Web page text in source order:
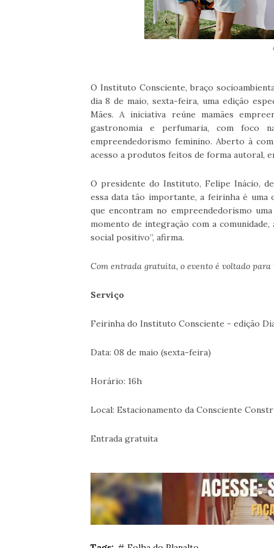
O Instituto Consciente, braço
dia 8 de maio, sexta-feira, uma edição
Mães. A iniciativa reúne mamães
gastronomia e perfumaria, com foco
empreendedorismo feminino. Aberto à
acesso a produtos feitos de forma autoral,
O presidente do Instituto, Felipe Inácio,
essa data tão importante, a feirinha é
que encontram no empreendedorismo
momento de integração com a
social positivo”, afirma.
Com entrada gratuita, o evento é voltado
Serviço
Feirinha do Instituto Consciente - edição
Data: 08 de maio (sexta-feira)
Horário: 16h
Local: Estacionamento da Consciente
Entrada gratuita